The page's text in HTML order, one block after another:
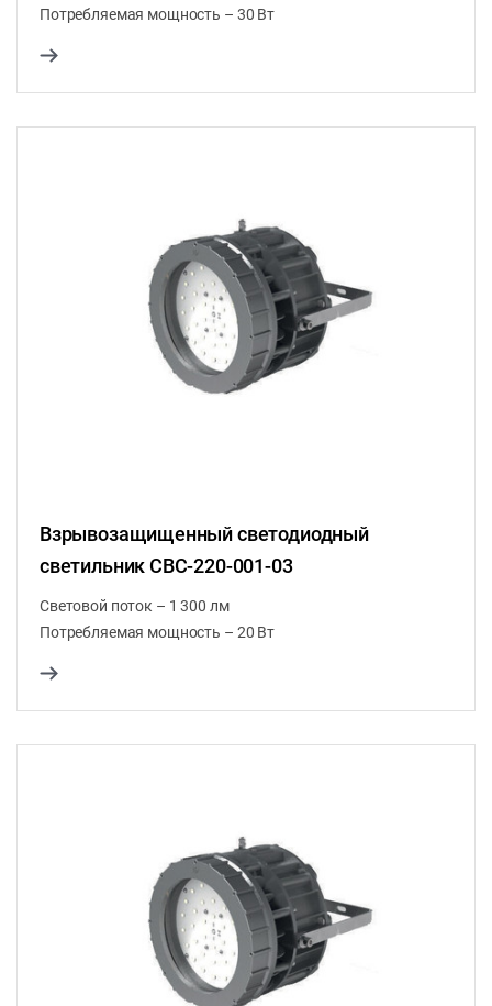
Потребляемая мощность – 30 Вт
Взрывозащищенный светодиодный
светильник CВС-220-001-03
Световой поток – 1 300 лм
Потребляемая мощность – 20 Вт